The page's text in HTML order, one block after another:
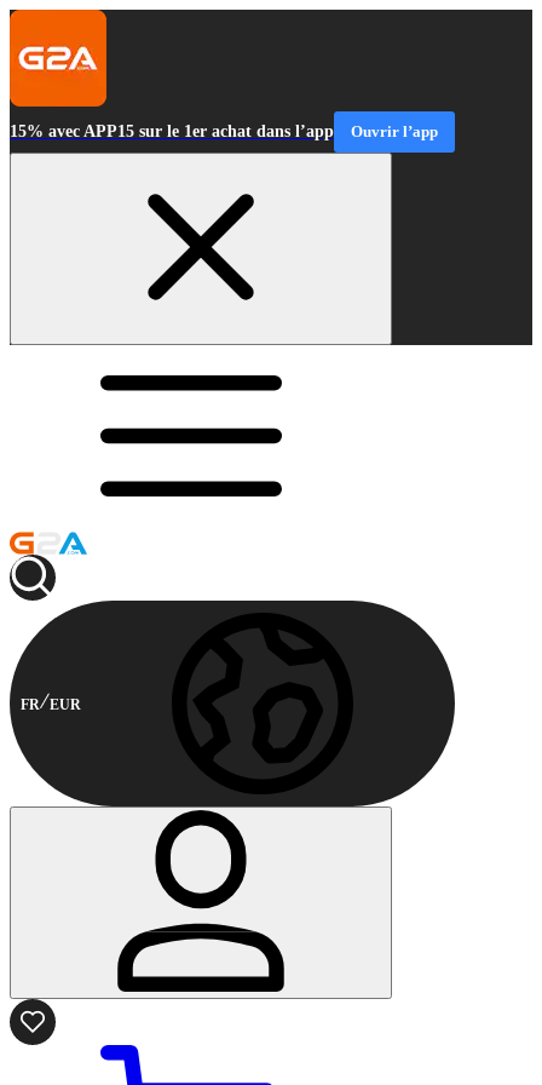
15% avec APP15 sur le 1er achat dans l’app Ouvrir l’app
FR EUR